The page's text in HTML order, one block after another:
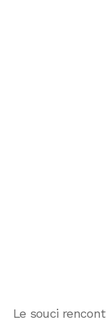
Le souci